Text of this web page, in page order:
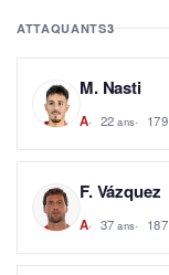
ATTAQUANTS3
M. Nasti
A 22 ans 179
F. Vázquez
A 37 ans 187